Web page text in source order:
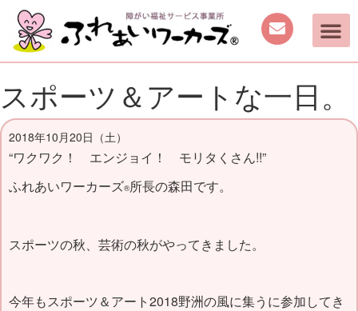
スポーツ＆アートな一日。
2018年10月20日（土）
“ワクワク！ エンジョイ！ モリタくさん!!”
ふれあいワーカーズ®所長の森田です。
スポーツの秋、芸術の秋がやってきました。
今年もスポーツ＆アート2018野洲の風に集うに参加してき